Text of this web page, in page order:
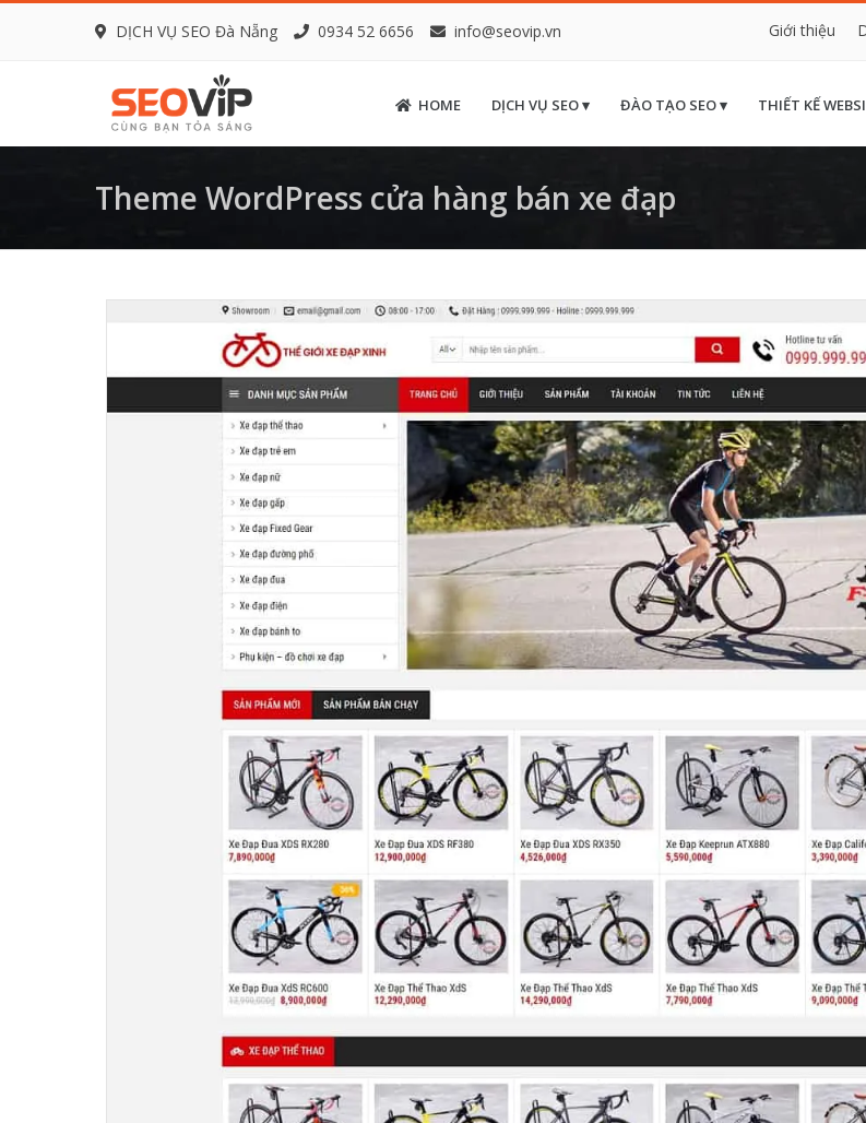
DỊCH VỤ SEO Đà Nẵng 0934 52 6656 info@seovip.vn Giới thiệu
HOME DỊCH VỤ SEO ▾ ĐÀO TẠO SEO ▾ THIẾT KẾ
Theme WordPress cửa hàng bán xe đạp